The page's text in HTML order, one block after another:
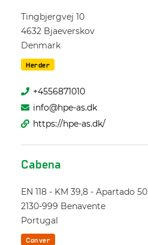
Tingbjergvej 10
4632 Bjaeverskov
Denmark
Herder
+4556871010
info@hpe-as.dk
https://hpe-as.dk/
Cabena
EN 118 - KM 39,8 - Apartado 50
2130-999 Benavente
Portugal
Conver